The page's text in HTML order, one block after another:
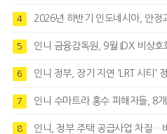
4 2026년 하반기 인도네시아, 안정
5 인니 금융감독원, 9월 IDX 비상호
6 인니 정부, 장기 지연 'LRT 시티' 정
7 인니 수마트라 홍수 피해자들, 8개
8 인니, 정부 주택 공급사업 차질…